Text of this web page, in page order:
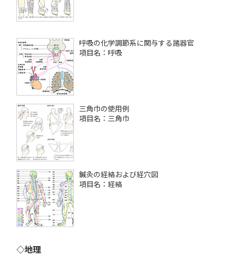
呼吸の化学調節系に関与する諸器官
項目名：呼吸
三角巾の使用例
項目名：三角巾
鍼灸の経絡および経穴図
項目名：経絡
◇地理